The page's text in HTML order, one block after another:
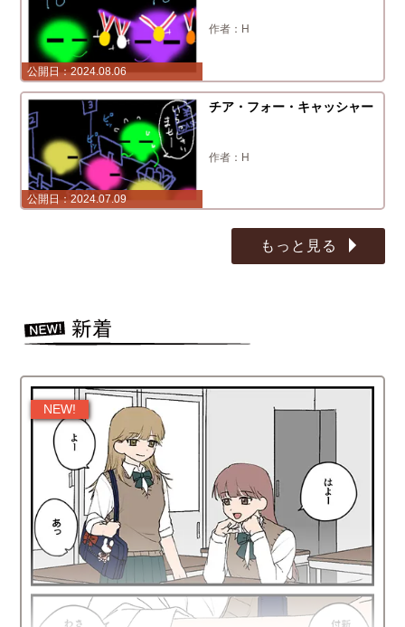
2024.08.06
H
2024.07.09
チア・フォー・キャッシャー
H
もっと見る